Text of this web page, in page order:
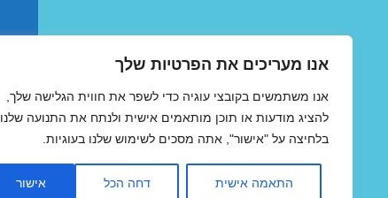
אנו מעריכים את הפרטיות שלך
אנו משתמשים בקובצי עוגיה כדי לשפר את חווית הגלישה שלך,
להציג מודעות או תוכן מותאמים אישית ולנתח את התנועה שלנו.
בלחיצה על "אישור", אתה מסכים לשימוש שלנו בעוגיות.
התאמה אישית דחה הכל אישור
MegaFlights טיסות מוזלות